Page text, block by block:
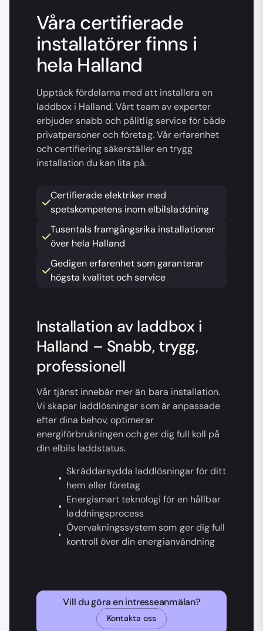
Våra certifierade
installatörer finns i
hela Halland
Upptäck fördelarna med att installera en
laddbox i Halland. Vårt team av experter
erbjuder snabb och pålitlig service för både
privatpersoner och företag. Vår erfarenhet
och certifiering säkerställer en trygg
installation du kan lita på.
Certifierade elektriker med
spetskompetens inom elbilsladdning
Tusentals framgångsrika installationer
över hela Halland
Gedigen erfarenhet som garanterar
högsta kvalitet och service
Installation av laddbox i
Halland – Snabb, trygg,
professionell
Vår tjänst innebär mer än bara installation.
Vi skapar laddlösningar som är anpassade
efter dina behov, optimerar
energiförbrukningen och ger dig full koll på
din elbils laddstatus.
Skräddarsydda laddlösningar för ditt
hem eller företag
Energismart teknologi för en hållbar
laddningsprocess
Övervakningssystem som ger dig full
kontroll över din energianvändning
Vill du göra en intresseanmälan?
Kontakta oss